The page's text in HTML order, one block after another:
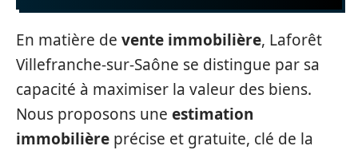
En matière de vente immobilière, Laforêt
Villefranche-sur-Saône se distingue par sa
capacité à maximiser la valeur des biens.
Nous proposons une estimation
immobilière précise et gratuite, clé de la